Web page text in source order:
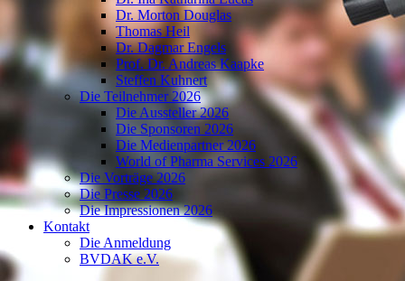
Dr. Morton Douglas
Thomas Heil
Dr. Dagmar Engels
Prof. Dr. Andreas Kaapke
Steffen Kuhnert
Die Teilnehmer 2026
Die Aussteller 2026
Die Sponsoren 2026
Die Medienpartner 2026
World of Pharma Services 2026
Die Vorträge 2026
Die Presse 2026
Die Impressionen 2026
Kontakt
Die Anmeldung
BVDAK e.V.